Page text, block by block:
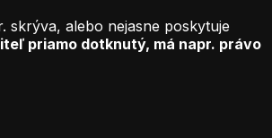
skrýva, alebo nejasne poskytuje
priamo dotknutý, má napr. právo